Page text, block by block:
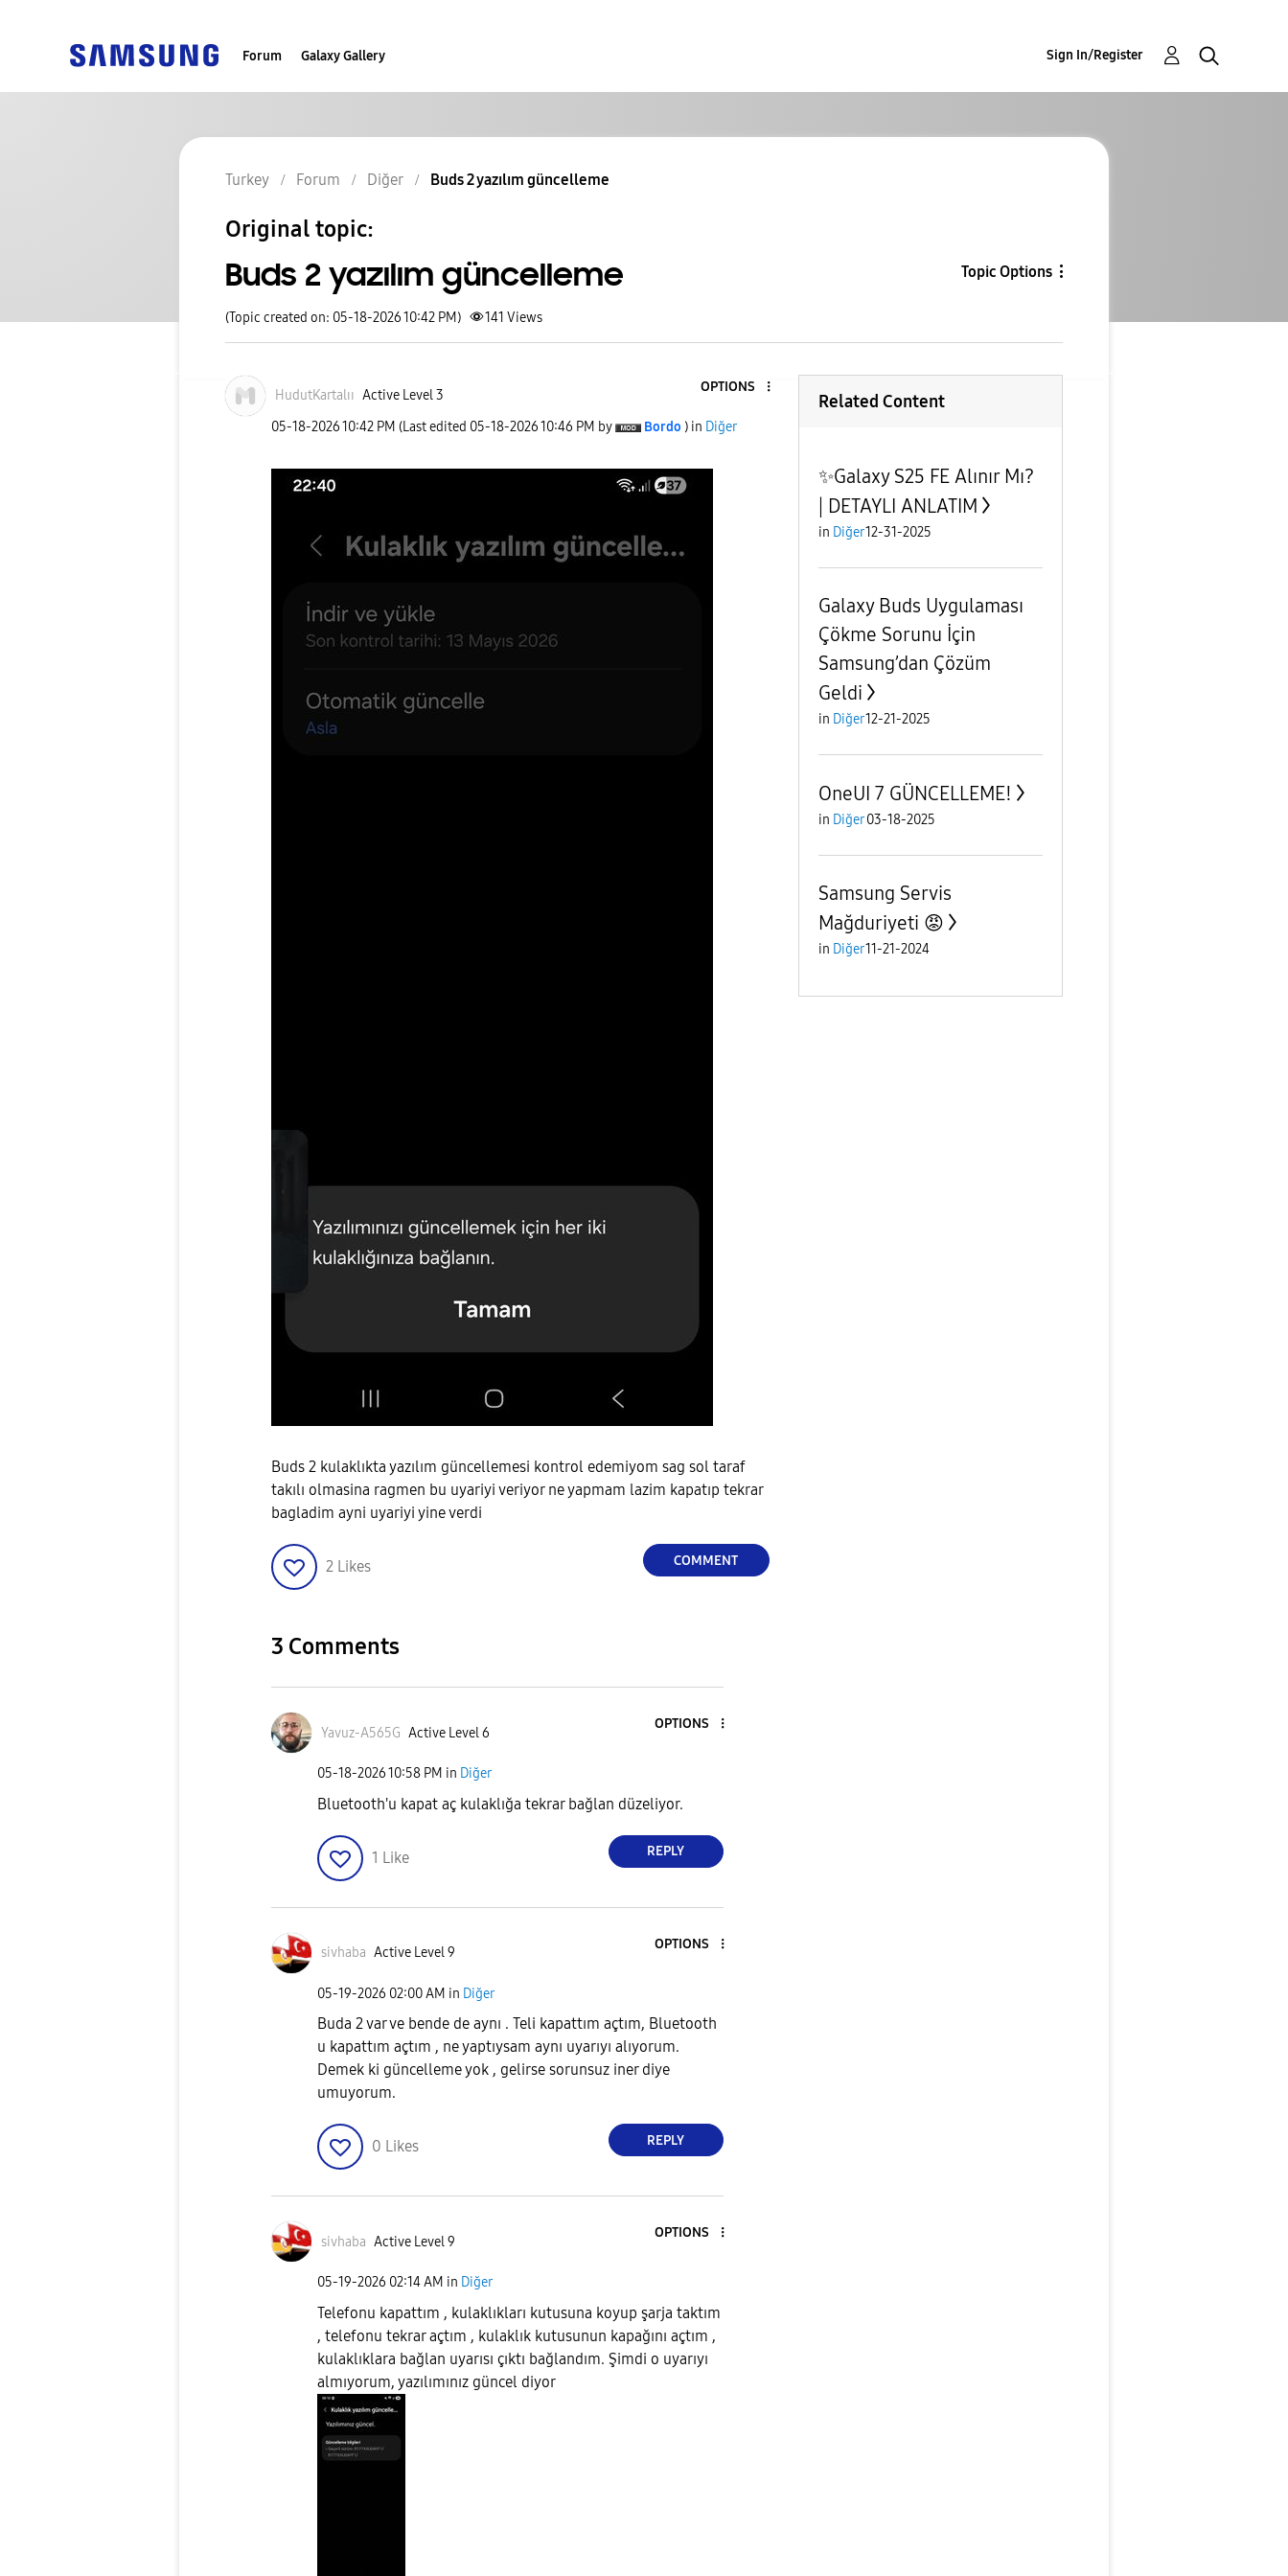
Forum Galaxy Gallery Sign In/Register
Turkey Forum Diğer Buds 2 yazılım güncelleme
Original topic:
Buds 2 yazılım güncelleme Topic Options
(Topic created on: 05-18-2026 10:42 PM) 141 Views
HudutKartalıı Active Level 3
OPTIONS
‎05-18-202610:42 PM (Last edited ‎05-18-202610:46 PM by Bordo ) in Diğer
Buds 2 kulaklıkta yazılım güncellemesi kontrol edemiyom sag sol taraf
takılı olmasina ragmen bu uyariyi veriyor ne yapmam lazim kapatıp tekrar
bagladim ayni uyariyi yine verdi
2 Likes COMMENT
3 Comments
Yavuz-A565G Active Level 6
OPTIONS
‎05-18-202610:58 PM in Diğer
Bluetooth'u kapat aç kulaklığa tekrar bağlan düzeliyor.
1 Like REPLY
sivhaba Active Level 9
OPTIONS
‎05-19-2026 02:00 AM in Diğer
Buda 2 var ve bende de aynı . Teli kapattım açtım, Bluetooth
u kapattım açtım , ne yaptıysam aynı uyarıyı alıyorum.
Demek ki güncelleme yok , gelirse sorunsuz iner diye
umuyorum.
0 Likes REPLY
sivhaba Active Level 9
OPTIONS
‎05-19-2026 02:14 AM in Diğer
Telefonu kapattım , kulaklıkları kutusuna koyup şarja taktım
, telefonu tekrar açtım , kulaklık kutusunun kapağını açtım ,
kulaklıklara bağlan uyarısı çıktı bağlandım. Şimdi o uyarıyı
almıyorum, yazılımınız güncel diyor
Related Content
✨️Galaxy S25 FE Alınır Mı?
| DETAYLI ANLATIM
in Diğer12-31-2025
Galaxy Buds Uygulaması
Çökme Sorunu İçin
Samsung’dan Çözüm
Geldi
in Diğer12-21-2025
OneUI 7 GÜNCELLEME!
in Diğer 03-18-2025
Samsung Servis
Mağduriyeti 😡
in Diğer11-21-2024